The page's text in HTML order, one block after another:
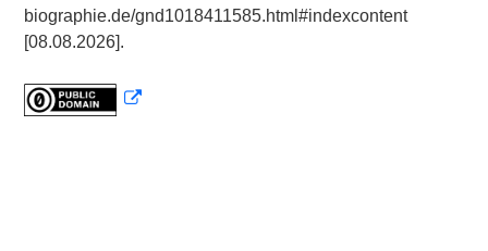
biographie.de/gnd1018411585.html#indexcontent
[08.08.2026].